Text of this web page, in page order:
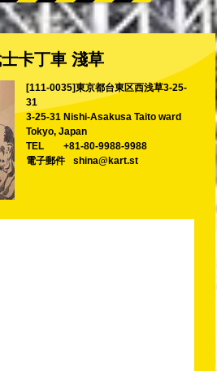
卡丁車 淺草
[111-0035]東京都台東区西浅草3-25-
31
3-25-31 Nishi-Asakusa Taito ward
Tokyo, Japan
TEL
+81-80-9988-9988
電子郵件
shina@kart.st